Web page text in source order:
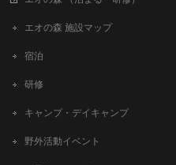
エオの森 施設マップ
宿泊
研修
キャンプ・デイキャンプ
野外活動イベント